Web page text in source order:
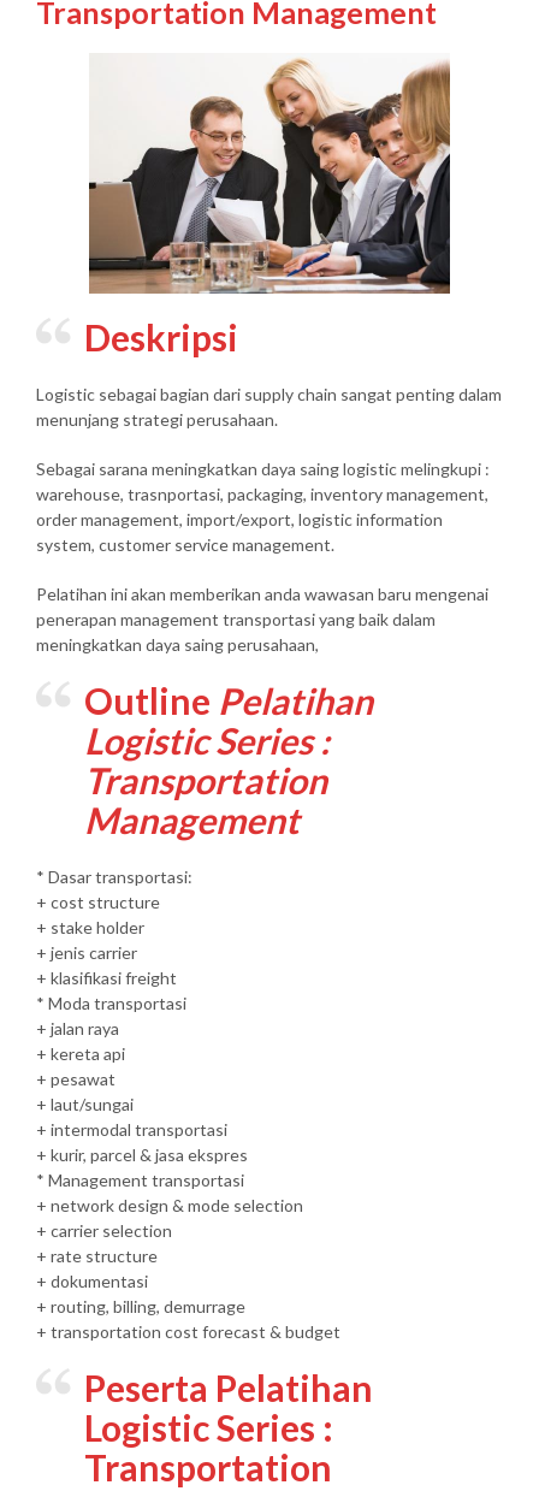
Transportation Management
Deskripsi
Logistic sebagai bagian dari supply chain sangat penting dalam
menunjang strategi perusahaan.
Sebagai sarana meningkatkan daya saing logistic melingkupi :
warehouse, trasnportasi, packaging, inventory management,
order management, import/export, logistic information
system, customer service management.
Pelatihan ini akan memberikan anda wawasan baru mengenai
penerapan management transportasi yang baik dalam
meningkatkan daya saing perusahaan,
Outline Pelatihan
Logistic Series :
Transportation
Management
* Dasar transportasi:
+ cost structure
+ stake holder
+ jenis carrier
+ klasifikasi freight
* Moda transportasi
+ jalan raya
+ kereta api
+ pesawat
+ laut/sungai
+ intermodal transportasi
+ kurir, parcel & jasa ekspres
* Management transportasi
+ network design & mode selection
+ carrier selection
+ rate structure
+ dokumentasi
+ routing, billing, demurrage
+ transportation cost forecast & budget
Peserta Pelatihan
Logistic Series :
Transportation